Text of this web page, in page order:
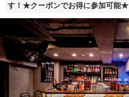
す！★クーポンでお得に参加可能★